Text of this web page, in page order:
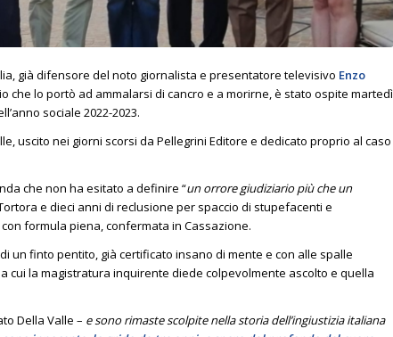
già difensore del noto giornalista e presentatore televisivo Enzo
che lo portò ad ammalarsi di cancro e a morirne, è stato ospite martedì
sociale 2022-2023.
uscito nei giorni scorsi da Pellegrini Editore e dedicato proprio al caso
che non ha esitato a definire “un orrore giudiziario più che un
e dieci anni di reclusione per spaccio di stupefacenti e
formula piena, confermata in Cassazione.
un finto pentito, già certificato insano di mente e con alle spalle
cui la magistratura inquirente diede colpevolmente ascolto e quella
Della Valle – e sono rimaste scolpite nella storia dell’ingiustizia italiana